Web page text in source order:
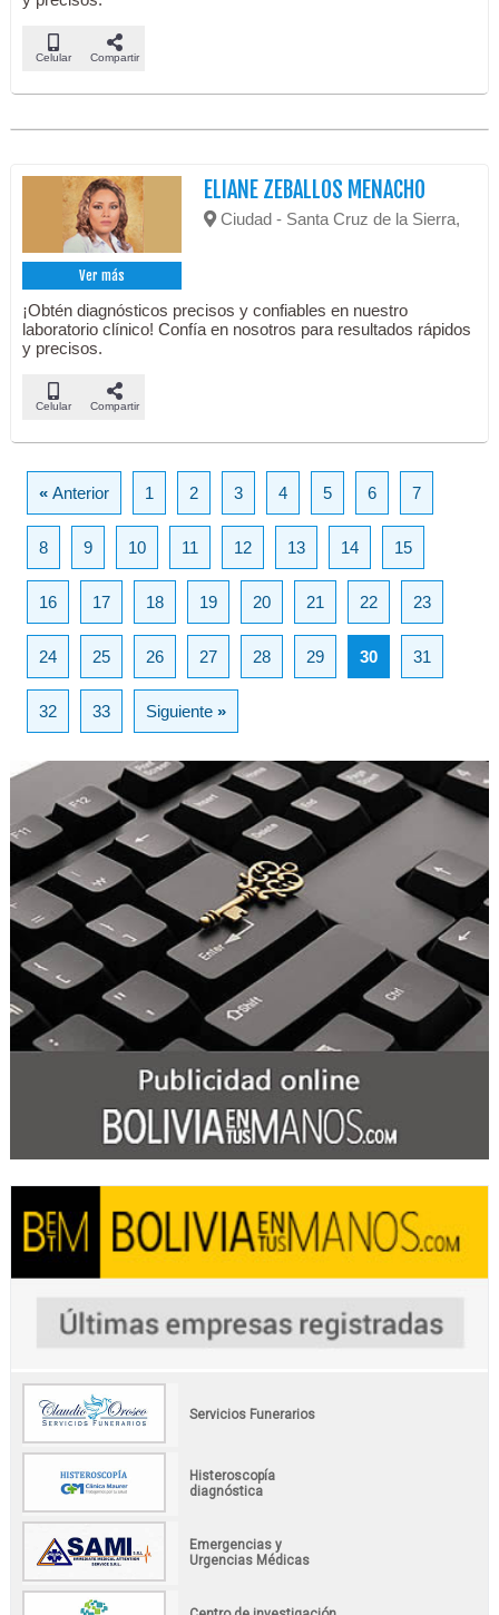
Celular Compartir
Ver más
ELIANE ZEBALLOS MENACHO
Ciudad - Santa Cruz de la Sierra,
¡Obtén diagnósticos precisos y confiables en nuestro
laboratorio clínico! Confía en nosotros para resultados rápidos
y precisos.
Celular Compartir
«Anterior 1 2 3 4 5 6 7
8 9 10 11 12 13 14 15
16 17 18 19 20 21 22 23
24 25 26 27 28 29 30 31
32 33 Siguiente»
Servicios Funerarios
Histeroscopía
diagnóstica
Emergencias y
Urgencias Médicas